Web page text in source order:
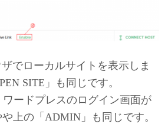
でローカルサイトを表示しま
SITE」も同じです。
ードプレスのログイン画面が
上の「ADMIN」も同じです。